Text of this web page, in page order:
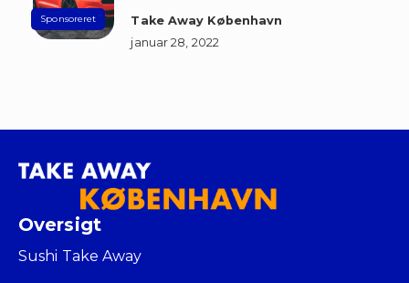
Take Away København
januar 28, 2022
Oversigt
Sushi Take Away